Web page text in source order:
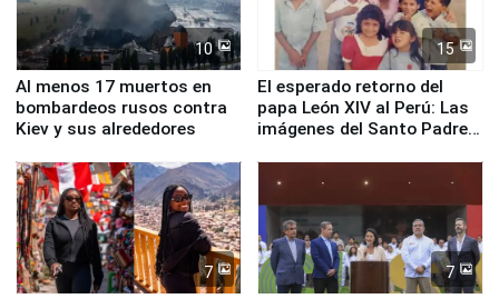
10
Al menos 17 muertos en
bombardeos rusos contra
Kiev y sus alrededores
15
El esperado retorno del
papa León XIV al Perú: Las
imágenes del Santo Padre
7 7